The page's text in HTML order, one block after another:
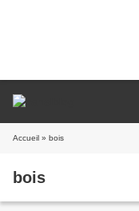
Accueil » bois
bois